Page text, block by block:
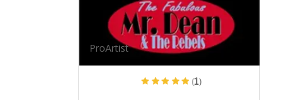
ProArtist
(1)